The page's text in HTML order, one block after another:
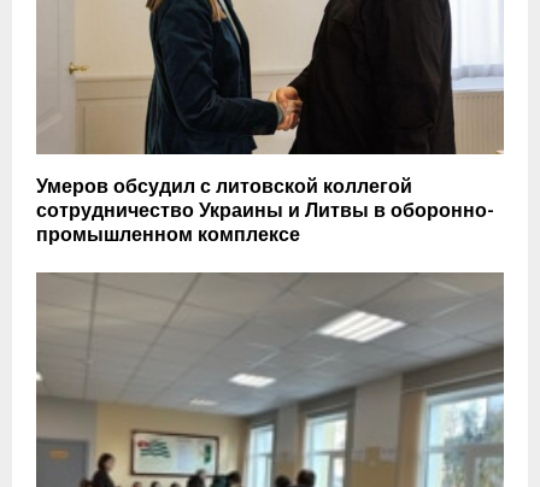
Умеров обсудил с литовской коллегой
сотрудничество Украины и Литвы в оборонно-
промышленном комплексе